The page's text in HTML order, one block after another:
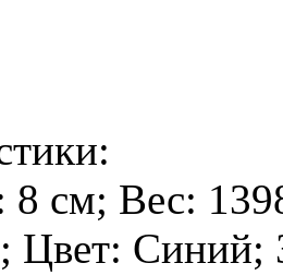
8 см; Вес:
; Цвет: Синий;